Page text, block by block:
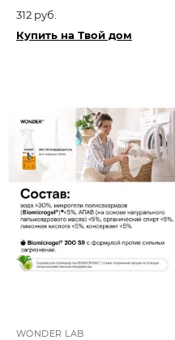
312 руб.
Купить на Твой дом
WONDER LAB